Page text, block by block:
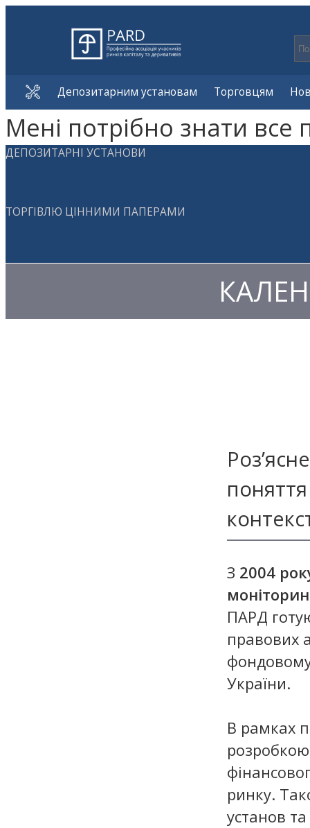
Депозитарним установам Торговцям
Мені потрібно знати все
ДЕПОЗИТАРНІ УСТАНОВИ
ТОРГІВЛЮ ЦІННИМИ ПАПЕРАМИ
поняття
З 2004
ПАРД
правових
України.
В рамках
ринку.
установ